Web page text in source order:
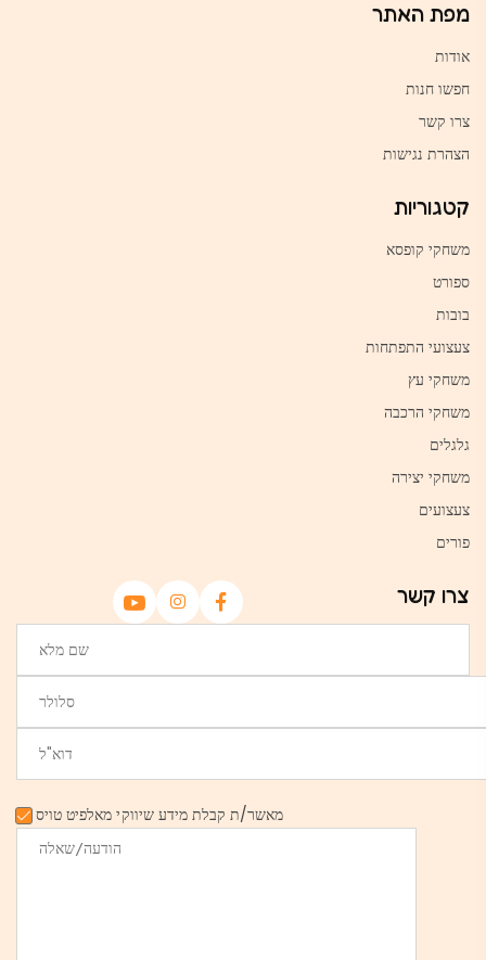
מפת האתר
אודות
חפשו חנות
צרו קשר
הצהרת נגישות
קטגוריות
משחקי קופסא
ספורט
בובות
צעצועי התפתחות
משחקי עץ
משחקי הרכבה
גלגלים
משחקי יצירה
צעצועים
פורים
צרו קשר
מאשר/ת קבלת מידע שיווקי מאלפיט טויס